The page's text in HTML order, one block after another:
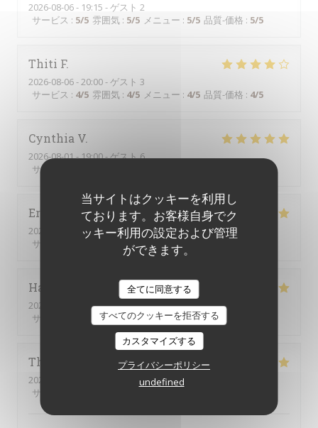
当サイトはクッキーを利用し
ております。お客様自身でク
ッキー利用の設定および管理
ができます。
全てに同意する
すべてのクッキーを拒否する
カスタマイズする
プライバシーポリシー
undefined
2026-08-06- 19:15 - ゲスト 2
サービス : 5/5 雰囲気 : 5/5 メニュー : 5/5 品質-価格 : 5/5
Thiti F
2026-08-06- 20:00 - ゲスト 3
サービス : 4/5 雰囲気 : 4/5 メニュー : 4/5 品質-価格 : 4/5
Cynthia V
2026-08-01- 19:00 - ゲスト 6
サービス
Eric
2026-08-03
- 19:00 - ゲスト 3
サービス
雰囲気 5 /5 メニュー: /5 品質-価格
Hakan
2026-07-31
- 12:00 - ゲスト 2
サービス
雰囲気: 5/5 メニュー:5/5 品質-価格
Thierry
2026-08-01
- 12:00 - ゲスト 4
サービス